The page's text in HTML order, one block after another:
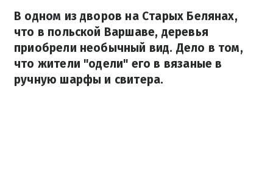
В одном из дворов на Старых Белянах,
что в польской Варшаве, деревья
приобрели необычный вид. Дело в том,
что жители "одели" его в вязаные в
ручную шарфы и свитера.